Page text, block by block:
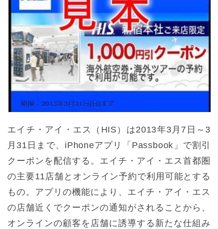
エイチ・アイ・エス（HIS）は2013年3月7日～3
月31日まで、iPhoneアプリ「Passbook」で割引
クーポンを配信する。エイチ・アイ・エス首都圏
の主要11店舗とオンライン予約で利用可能とする
もの。アプリの機能により、エイチ・アイ・エス
の店舗近くでクーポンの通知がされることから、
オンラインの顧客を店舗に誘導する新たな仕組み